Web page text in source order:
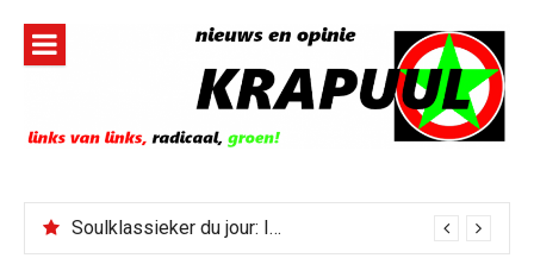
inhoud
Soulklassieker du jour: I Wish It Would Rain